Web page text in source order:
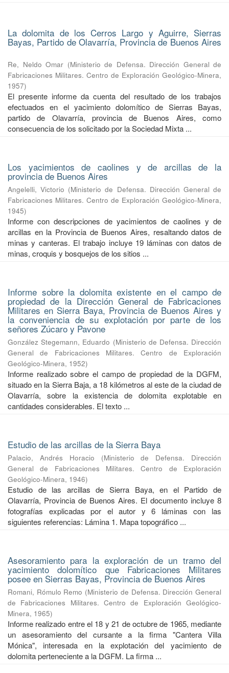
La dolomita de los Cerros Largo y Aguirre, Sierras
Bayas, Partido de Olavarría, Provincia de Buenos Aires
Re, Neldo Omar (Ministerio de Defensa. Dirección General de
Fabricaciones Militares. Centro de Exploración Geológico-Minera,
1957)
El presente informe da cuenta del resultado de los trabajos
efectuados en el yacimiento dolomítico de Sierras Bayas,
partido de Olavarría, provincia de Buenos Aires, como
consecuencia de los solicitado por la Sociedad Mixta ...
Los yacimientos de caolines y de arcillas de la
provincia de Buenos Aires
Angelelli, Victorio (Ministerio de Defensa. Dirección General de
Fabricaciones Militares. Centro de Exploración Geológico-Minera,
1945)
Informe con descripciones de yacimientos de caolines y de
arcillas en la Provincia de Buenos Aires, resaltando datos de
minas y canteras. El trabajo incluye 19 láminas con datos de
minas, croquis y bosquejos de los sitios ...
Informe sobre la dolomita existente en el campo de
propiedad de la Dirección General de Fabricaciones
Militares en Sierra Baya, Provincia de Buenos Aires y
la conveniencia de su explotación por parte de los
señores Zúcaro y Pavone
González Stegemann, Eduardo (Ministerio de Defensa. Dirección
General de Fabricaciones Militares. Centro de Exploración
Geológico-Minera, 1952)
Informe realizado sobre el campo de propiedad de la DGFM,
situado en la Sierra Baja, a 18 kilómetros al este de la ciudad de
Olavarría, sobre la existencia de dolomita explotable en
cantidades considerables. El texto ...
Estudio de las arcillas de la Sierra Baya
Palacio, Andrés Horacio (Ministerio de Defensa. Dirección
General de Fabricaciones Militares. Centro de Exploración
Geológico-Minera, 1946)
Estudio de las arcillas de Sierra Baya, en el Partido de
Olavarría, Provincia de Buenos Aires. El documento incluye 8
fotografías explicadas por el autor y 6 láminas con las
siguientes referencias: Lámina 1. Mapa topográfico ...
Asesoramiento para la exploración de un tramo del
yacimiento dolomítico que Fabricaciones Militares
posee en Sierras Bayas, Provincia de Buenos Aires
Romani, Rómulo Remo (Ministerio de Defensa. Dirección General
de Fabricaciones Militares. Centro de Exploración Geológico-
Minera, 1965)
Informe realizado entre el 18 y 21 de octubre de 1965, mediante
un asesoramiento del cursante a la firma "Cantera Villa
Mónica", interesada en la explotación del yacimiento de
dolomita perteneciente a la DGFM. La firma ...